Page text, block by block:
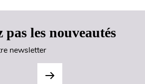
pas les nouveautés
newsletter